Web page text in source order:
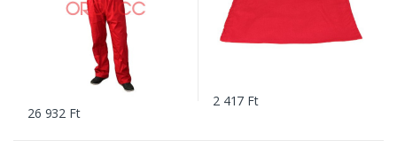
26 932 Ft
2 417 Ft